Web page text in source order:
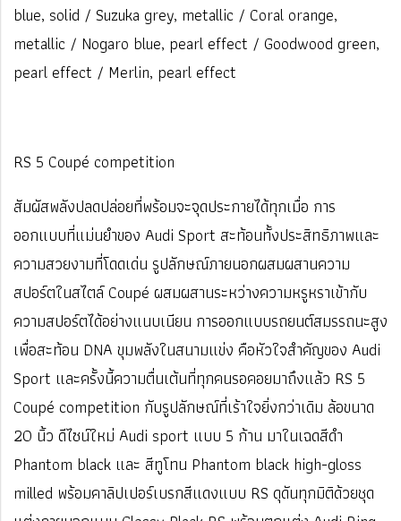
blue, solid / Suzuka grey, metallic / Coral orange,
metallic / Nogaro blue, pearl effect / Goodwood green,
pearl effect / Merlin, pearl effect
RS 5 Coupé competition
สัมผัสพลังปลดปล่อยที่พร้อมจะจุดประกายได้ทุกเมื่อ การ
ออกแบบที่แม่นยำของ Audi Sport สะท้อนทั้งประสิทธิภาพและ
ความสวยงามที่โดดเด่น รูปลักษณ์ภายนอกผสมผสานความ
สปอร์ตในสไตล์ Coupé ผสมผสานระหว่างความหรูหราเข้ากับ
ความสปอร์ตได้อย่างแนบเนียน การออกแบบรถยนต์สมรรถนะสูง
เพื่อสะท้อน DNA ขุมพลังในสนามแข่ง คือหัวใจสำคัญของ Audi
Sport และครั้งนี้ความตื่นเต้นที่ทุกคนรอคอยมาถึงแล้ว RS 5
Coupé competition กับรูปลักษณ์ที่เร้าใจยิ่งกว่าเดิม ล้อขนาด
20 นิ้ว ดีไซน์ใหม่ Audi sport แบบ 5 ก้าน มาในเฉดสีดำ
Phantom black และ สีทูโทน Phantom black high-gloss
milled พร้อมคาลิปเปอร์เบรกสีแดงแบบ RS ดุดันทุกมิติด้วยชุด